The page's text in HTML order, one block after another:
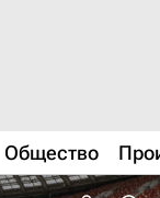
Общество